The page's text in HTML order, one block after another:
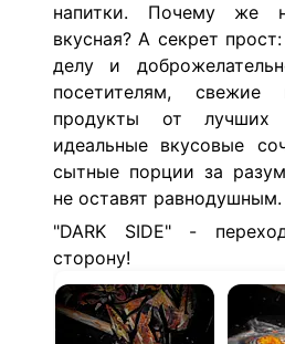
напитки. Почему же
вкусная? А секрет прост:
делу и
посетителям, свежие
продукты от лучших
идеальные вкусовые
сытные порции за
не оставят равнодушным.
"DARK SIDE" -
сторону!